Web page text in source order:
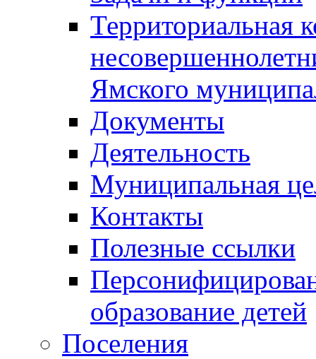
Территориальная
Ямского
Документы
Деятельность
Муниципальная
Контакты
Полезные ссылки
образование детей
Поселения